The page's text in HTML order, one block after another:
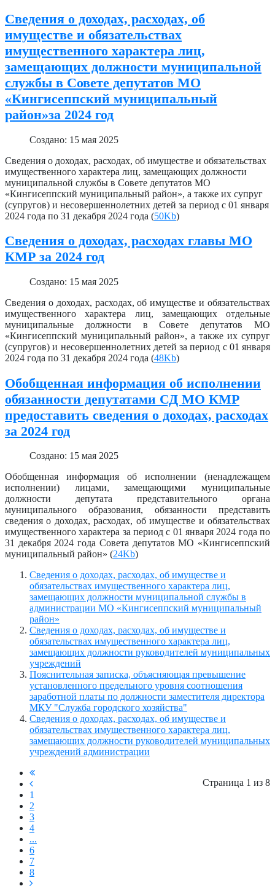
Сведения о доходах, расходах, об
имуществе и обязательствах
имущественного характера лиц,
замещающих должности муниципальной
службы в Совете депутатов МО
«Кингисеппский муниципальный
район»за 2024 год
Создано: 15 мая 2025
Сведения о доходах, расходах, об имуществе и обязательствах
имущественного характера лиц, замещающих должности
муниципальной службы в Совете депутатов МО
«Кингисеппский муниципальный район», а также их супруг
(супругов) и несовершеннолетних детей за период с 01 января
2024 года по 31 декабря 2024 года (50Kb)
Сведения о доходах, расходах главы МО
КМР за 2024 год
Создано: 15 мая 2025
Сведения о доходах, расходах, об имуществе и обязательствах
имущественного характера лиц, замещающих отдельные
муниципальные должности в Совете депутатов МО
«Кингисеппский муниципальный район», а также их супруг
(супругов) и несовершеннолетних детей за период с 01 января
2024 года по 31 декабря 2024 года (48Kb)
Обобщенная информация об исполнении
обязанности депутатами СД МО КМР
предоставить сведения о доходах, расходах
за 2024 год
Создано: 15 мая 2025
Обобщенная информация об исполнении (ненадлежащем
исполнении) лицами, замещающими муниципальные
должности депутата представительного органа
муниципального образования, обязанности представить
сведения о доходах, расходах, об имуществе и обязательствах
имущественного характера за период с 01 января 2024 года по
31 декабря 2024 года Совета депутатов МО «Кингисеппский
муниципальный район» (24Kb)
Сведения о доходах, расходах, об имуществе и
обязательствах имущественного характера лиц,
замещающих должности муниципальной службы в
администрации МО «Кингисеппский муниципальный
район»
Сведения о доходах, расходах, об имуществе и
обязательствах имущественного характера лиц,
замещающих должности руководителей муниципальных
учреждений
Пояснительная записка, объясняющая превышение
установленного предельного уровня соотношения
заработной платы по должности заместителя директора
МКУ "Служба городского хозяйства"
Сведения о доходах, расходах, об имуществе и
обязательствах имущественного характера лиц,
замещающих должности руководителей муниципальных
учреждений администрации
Страница 1 из 8
1
2
3
4
...
6
7
8